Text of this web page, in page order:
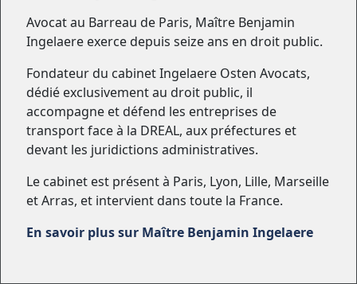
Avocat au Barreau de Paris, Maître Benjamin
Ingelaere exerce depuis seize ans en droit public.
Fondateur du cabinet Ingelaere Osten Avocats,
dédié exclusivement au droit public, il
accompagne et défend les entreprises de
transport face à la DREAL, aux préfectures et
devant les juridictions administratives.
Le cabinet est présent à Paris, Lyon, Lille, Marseille
et Arras, et intervient dans toute la France.
En savoir plus sur Maître Benjamin Ingelaere